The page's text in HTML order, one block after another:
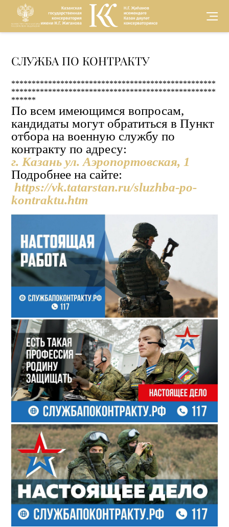
СЛУЖБА ПО КОНТРАКТУ
**************************************************
**************************************************
******
По всем имеющимся вопросам,
кандидаты могут обратиться в Пункт
отбора на военную службу по
контракту по адресу:
г. Казань ул. Аэропортовская, 1
Подробнее на сайте:
https://vk.tatarstan.ru/sluzhba-po-
kontraktu.htm
слабовидящих